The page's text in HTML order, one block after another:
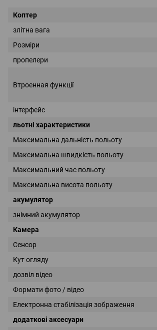
Коптер
злітна вага
Розміри
пропелери
Втроенная функції
інтерфейс
льотні характеристики
Максимальна дальність польоту
Максимальна швидкість польоту
Максимальний час польоту
Максимальна висота польоту
акумулятор
знімний акумулятор
Камера
Сенсор
Кут огляду
дозвіл відео
Формати фото / відео
Електронна стабілізація зображення
додаткові аксесуари